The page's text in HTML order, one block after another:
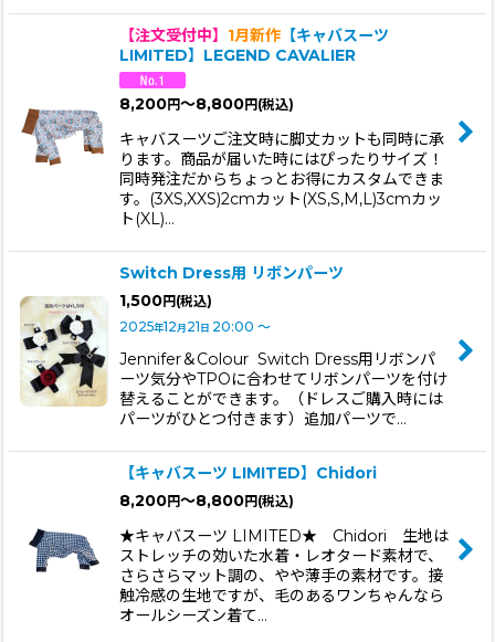
【注文受付中】 1月新作 【キャバスーツ
LIMITED】LEGEND CAVALIER
8,200円～8,800円 (税込)
キャバスーツご注文時に脚丈カットも同時に承
ります。商品が届いた時にはぴったりサイズ！
同時発注だからちょっとお得にカスタムできま
す。(3XS,XXS)2cmカット(XS,S,M,L)3cmカッ
ト(XL)…
Switch Dress用 リボンパーツ
1,500円 (税込)
2025年12月21日 20:00 ～
Jennifer＆Colour Switch Dress用リボンパ
ーツ気分やTPOに合わせてリボンパーツを付け
替えることができます。（ドレスご購入時には
パーツがひとつ付きます）追加パーツで…
【キャバスーツ LIMITED】Chidori
8,200円～8,800円 (税込)
★キャバスーツ LIMITED★ Chidori 生地は
ストレッチの効いた水着・レオタード素材で、
さらさらマット調の、やや薄手の素材です。接
触冷感の生地ですが、毛のあるワンちゃんなら
オールシーズン着て…